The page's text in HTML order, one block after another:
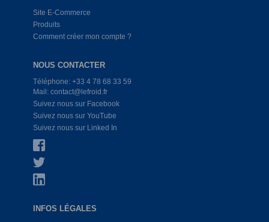
Site E-Commerce
Produits
Comment créer mon compte ?
NOUS CONTACTER
Téléphone: +33 4 78 68 33 59
Mail: contact@lefroid.fr
Suivez nous sur Facebook
Suivez nous sur YouTube
Suivez nous sur Linked In
INFOS LÉGALES